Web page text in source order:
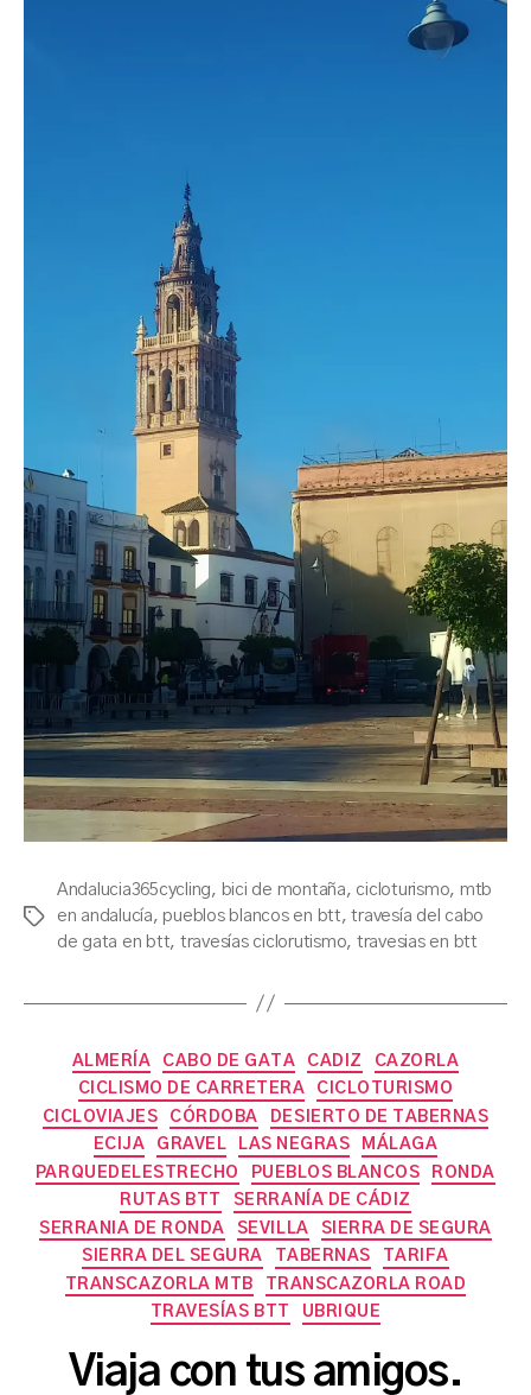
Etiquetas
Andalucia365cycling, bici de montaña, cicloturismo, mtb
en andalucía, pueblos blancos en btt,travesía del cabo
de gata en btt, travesías ciclorutismo, travesias en btt
Categorías
ALMERÍA CABO DE GATA CADIZ
CAZORLA
CICLISMO DE CARRETERA
CICLOTURISMO
CICLOVIAJES
CÓRDOBA
DESIERTO DE TABERNAS
ECIJA
GRAVEL LAS NEGRAS
MÁLAGA
PARQUEDELESTRECHO
PUEBLOS BLANCOS
RONDA
RUTAS BTT
SERRANÍA DE CÁDIZ
SERRANIA DE RONDA
SEVILLA
SIERRA DE SEGURA
SIERRA DEL SEGURA
TABERNAS
TARIFA
TRANSCAZORLA MTB
TRANSCAZORLA ROAD
TRAVESÍAS BTT
UBRIQUE
Viaja con tus amigos.
P
o
a